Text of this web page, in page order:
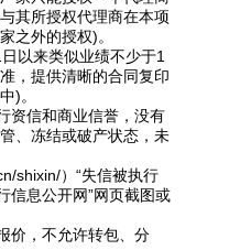
其所授权代理商在本项
之外的授权)。
以来类似业绩不少于1
，提供清晰的合同复印
)。
资信和商业信誉，没有
、冻结或破产状态，未
shixin/）“失信被执行
信息公开网”网页截图或
价，不允许转包、分